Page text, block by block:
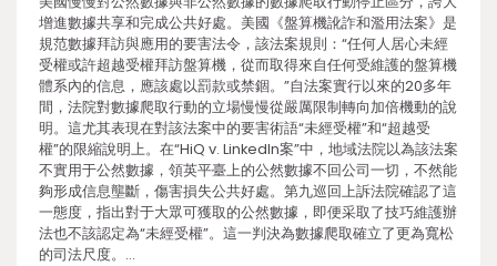
增進數據共享和完成公共好處。美國《盤算機訛詐和濫用法案》是
規范數據拜訪與應用的要害法令，該法案規則：“任何人居心未經
受權或許超越受權拜訪盤算機，從而取得來自任何受維護的盤算機
體系內的信息，應該處以罰款或禁錮。”自法案實行以來的20多年
間，法院對數據爬取行動的立場慢慢從嚴厲限制轉向加倍機動的說
明。這尤其表現在對該法案中的要害術語“未經受權”和“超越受
權”的限縮說明上。在“HiQ v. LinkedIn案”中，地域法院以為該法案
不實用于公然數據，領英平臺上的公然數據不回公司一切，不然能
夠形成信息壟斷，傷害損失公共好處。第九巡回上訴法院確認了這
一態度，指出對于大眾可獲取的公然數據，即便采取了技巧維護辦
法也不該認定為“未經受權”。這一判決為數據爬取確立了更為寬松
的司法尺度。…